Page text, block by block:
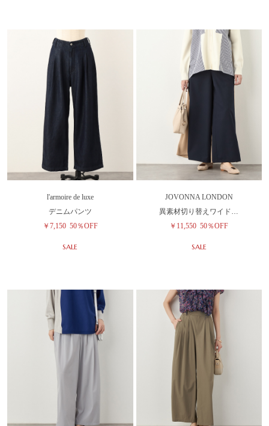
l'armoire de luxe
デニムパンツ
￥7,150 50％OFF
SALE
JOVONNA LONDON
異素材切り替えワイド…
￥11,550 50％OFF
SALE